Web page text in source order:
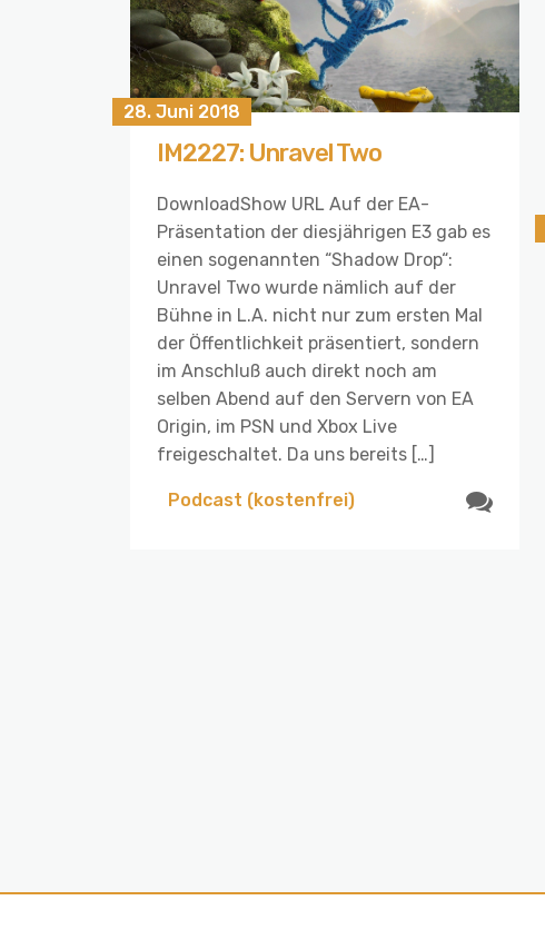
28. Juni 2018
IM2227: Unravel Two
DownloadShow URL Auf der EA-
Präsentation der diesjährigen E3 gab es
einen sogenannten “Shadow Drop“:
Unravel Two wurde nämlich auf der
Bühne in L.A. nicht nur zum ersten Mal
der Öffentlichkeit präsentiert, sondern
im Anschluß auch direkt noch am
selben Abend auf den Servern von EA
Origin, im PSN und Xbox Live
freigeschaltet. Da uns bereits […]
Podcast (kostenfrei)